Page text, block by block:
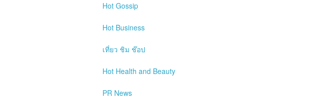
Hot Gossip
Hot Business
เที่ยว ชิม ช๊อป
Hot Health and Beauty
PR News